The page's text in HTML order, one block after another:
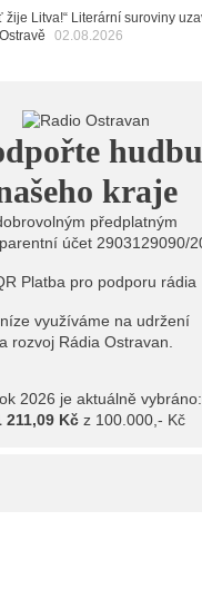
Osmičku míří Bára Zmeková
alternativní scény zahraje ve
Open Music: Klubová scéna
i Beatles
žije Litva!“ Literární suroviny
02.08.2026
hudbu
kraje
předplatným
účet 2903129090/
využíváme na udržení
a rozvoj Rádia Ostravan.
2026 je aktuálně vybráno:
211,09 Kč z 100.000,- Kč